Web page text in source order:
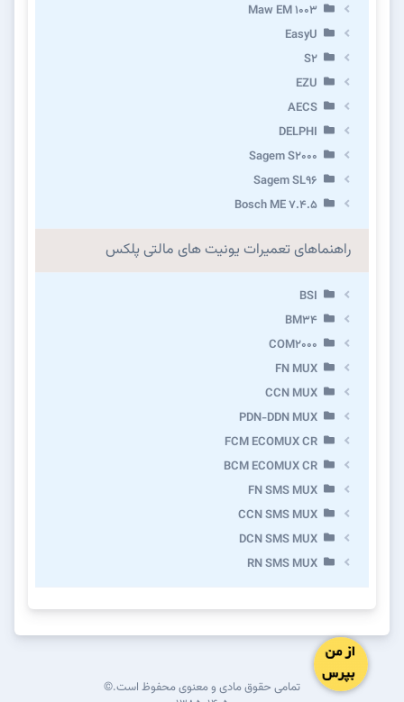
Maw EM 1003
EasyU
S2
EZU
AECS
DELPHI
Sagem S2000
Sagem SL96
Bosch ME 7.4.5
راهنماهای تعمیرات یونیت های مالتی پلکس
BSI
BM34
COM2000
FN MUX
CCN MUX
PDN-DDN MUX
FCM ECOMUX CR
BCM ECOMUX CR
FN SMS MUX
CCN SMS MUX
DCN SMS MUX
RN SMS MUX
تمامی حقوق مادی و معنوی محفوظ است.©